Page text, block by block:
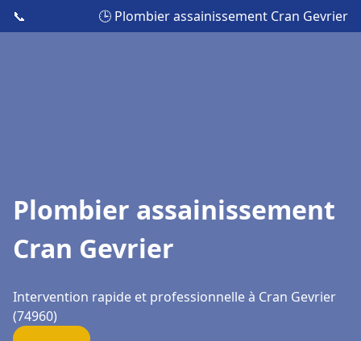
📞 🕒 Plombier assainissement Cran Gevrier
Plombier assainissement
Cran Gevrier
Intervention rapide et professionnelle à Cran Gevrier
(74960)